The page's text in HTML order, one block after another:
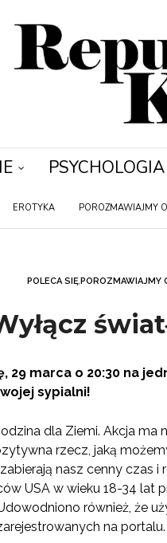
PSYCHOLOGIA
EROTYKA POROZMAWIAJMY
POLECA SIĘ,POROZMAWIAJMY
29 marca o 20:30 na
sypialni!
dla Ziemi. Akcja
rzecz, jaką
nasz cenny czas
USA w wieku 18-34 lat
również, że
na